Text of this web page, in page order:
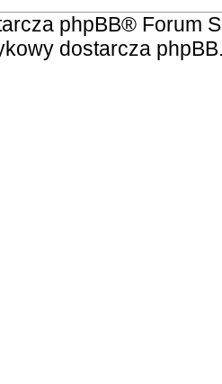
phpBB® Forum
dostarcza